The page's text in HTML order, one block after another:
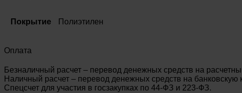
Покрытие Полиэтилен
Оплата
Безналичный расчет – перевод денежных средств на
Наличный расчет – перевод денежных средств на банковскую
Спецсчет для участия в госзакупках по 44-ФЗ и 223-ФЗ.